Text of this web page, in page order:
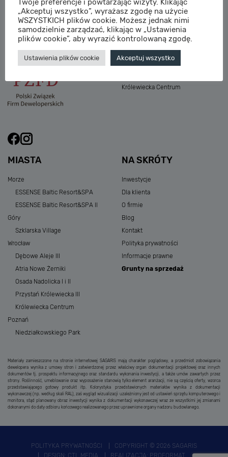
sprzedaz@sagaris.pl
Osada Nadolicka III
Dębowe Aleje III
Atria Nowe Żerniki
Szklarska Village
Osada Nadolicka I i II
Królewiecka Centrum
MIASTA
Morze
ESSENSE Baltic Resort&SPA
ESSENSE Baltic Resort&SPA II
Góry
Szklarska Village
Wrocław
Dębowe Aleje III
Atria Nowe Żerniki
Osada Nadolicka I i II
Przystań Królewiecka III
Królewiecka Centrum
Poznań
Niedziałkowskiego Park
NA SKRÓTY
Inwestycje
Dla klienta
O firmie
Blog
Kontakt
Polityka prywatności
Informacje prawne
Grunty na sprzedaż
Materiały zamieszczone na stronie internetowej SAGARIS mają charakter poglądowy, a przedmiot zobowiązania
dewelopera wynika z umowy stron i zatwierdzonej przez właściwy organ dokumentacji projektowej oraz innych
dokumentów tj. prospektu informacyjnego oraz standardu wykonania inwestycji, a także umów zawartych przez
strony. Roślinność, umeblowanie oraz wyposażenie stanowią tylko element aranżacji, nie są częścią oferty, wzorca
przedstawiającego gotowy produkt itp. Kolorystyka przedstawionych materiałów wynika z dokumentacji
wykonawczej (np. według skali RAL), zaś wygląd wizualizacji uzależniony jest od ustawień sprzętu komputerowego i
monitora, stąd planowany obraz inwestycji wynika z dokumentacji wykonawczej wraz ze wszystkimi jej zmianami
dokonanymi do daty odbioru końcowego realizowanego przez uprawnione organy nadzoru budowlanego.
POLITYKA PRYWATNOŚCI
COPYRIGHT © 2026 SAGARIS
DESIGN: CTL MEDIA REALIZACJA: PROFORMAT
Twoje preferencje i powtarzając wizyty. Klikając
„Akceptuj wszystko”, wyrażasz zgodę na użycie
WSZYSTKICH plików cookie. Możesz jednak nimi
samodzielnie zarządzać, klikając w „Ustawienia
plików cookie”, aby wyrazić kontrolowaną zgodę.
Ustawienia plików cookie Akceptuj wszystko